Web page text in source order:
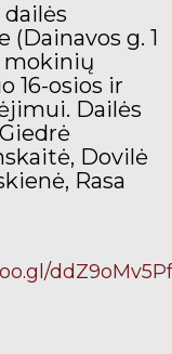
dailės
g. 1
mokinių
16-osios ir
Dailės
Dovilė
Rasa